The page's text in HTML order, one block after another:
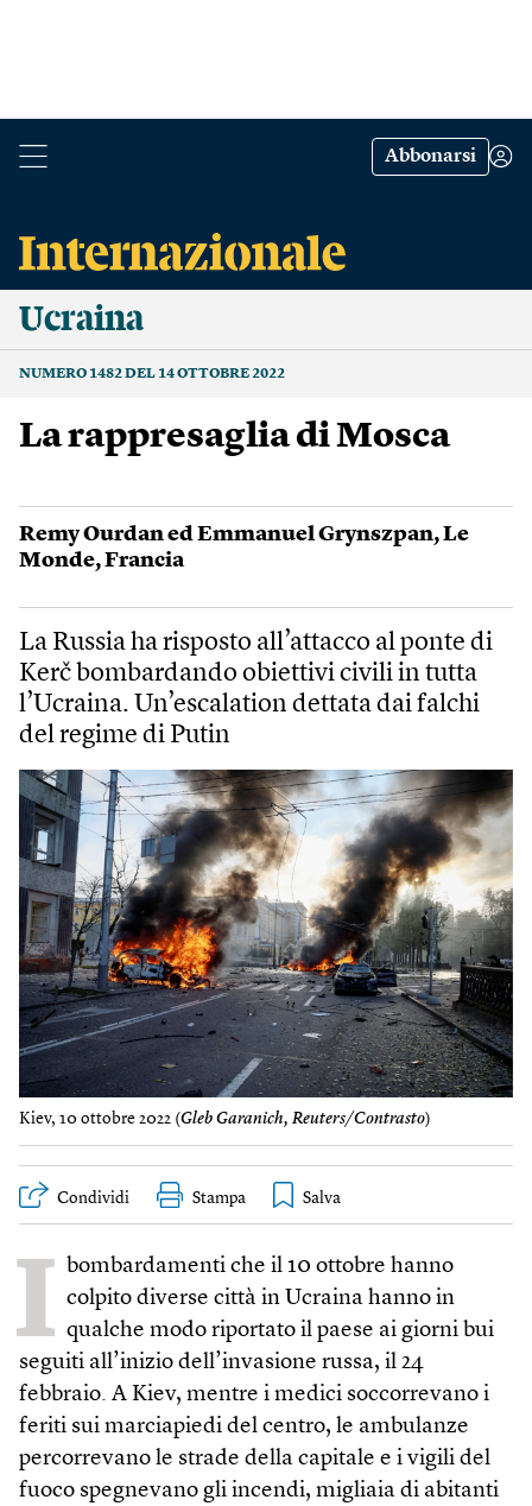
Abbonarsi
Ucraina
NUMERO 1482 DEL 14 OTTOBRE 2022
La rappresaglia di Mosca
Remy Ourdan ed Emmanuel Grynszpan,Le
Monde,Francia
La Russia ha risposto all’attacco al ponte di
Kerč bombardando obiettivi civili in tutta
l’Ucraina. Un’escalation dettata dai falchi
del regime di Putin
Kiev, 10 ottobre 2022 (Gleb Garanich, Reuters/Contrasto)
Condividi Stampa
I bombardamenti che il 10 ottobre hanno
colpito diverse città in Ucraina hanno in
qualche modo riportato il paese ai giorni bui
seguiti all’inizio dell’invasione russa, il 24
febbraio. A Kiev, mentre i medici soccorrevano i
feriti sui marciapiedi del centro, le ambulanze
percorrevano le strade della capitale e i vigili del
fuoco spegnevano gli incendi, migliaia di abitanti